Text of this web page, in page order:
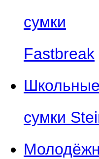
сумки
Fastbreak
Школьные
сумки